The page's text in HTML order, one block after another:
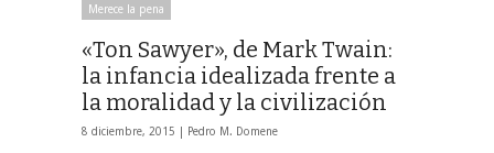
Merece la pena
«Ton Sawyer», de Mark Twain:
la infancia idealizada frente a
la moralidad y la civilización
8 diciembre, 2015 | Pedro M. Domene